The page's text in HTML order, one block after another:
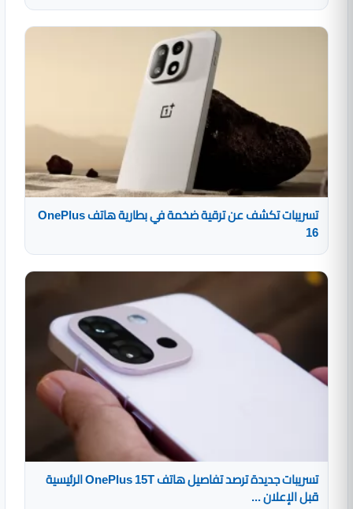
تسريبات تكشف عن ترقية ضخمة في بطارية هاتف OnePlus
16
تسريبات جديدة ترصد تفاصيل هاتف OnePlus 15T الرئيسية
قبل الإعلان ...